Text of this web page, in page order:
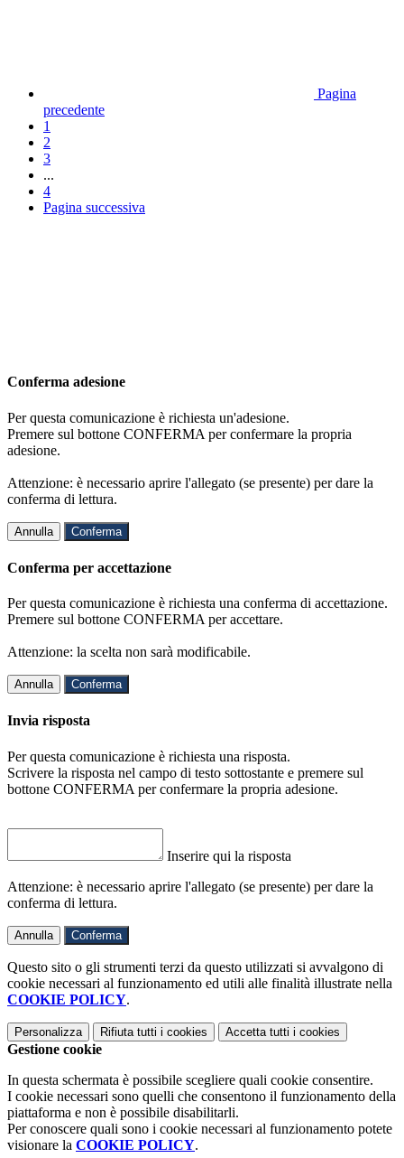
Pagina
precedente
1
2
3
...
4
Pagina successiva
Conferma adesione
Per questa comunicazione è richiesta un'adesione.
Premere sul bottone CONFERMA per confermare la propria
adesione.
Attenzione: è necessario aprire l'allegato (se presente) per dare la
conferma di lettura.
Annulla Conferma
Conferma per accettazione
Per questa comunicazione è richiesta una conferma di accettazione.
Premere sul bottone CONFERMA per accettare.
Attenzione: la scelta non sarà modificabile.
Annulla Conferma
Invia risposta
Per questa comunicazione è richiesta una risposta.
Scrivere la risposta nel campo di testo sottostante e premere sul
bottone CONFERMA per confermare la propria adesione.
Inserire qui la risposta
Attenzione: è necessario aprire l'allegato (se presente) per dare la
conferma di lettura.
Annulla Conferma
Questo sito o gli strumenti terzi da questo utilizzati si avvalgono di
cookie necessari al funzionamento ed utili alle finalità illustrate nella
COOKIE POLICY.
Personalizza Rifiuta tutti i cookies Accetta tutti i cookies
Gestione cookie
In questa schermata è possibile scegliere quali cookie consentire.
I cookie necessari sono quelli che consentono il funzionamento della
piattaforma e non è possibile disabilitarli.
Per conoscere quali sono i cookie necessari al funzionamento potete
visionare la COOKIE POLICY.